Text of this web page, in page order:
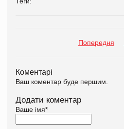
Попередня
Коментарі
Ваш коментар буде першим.
Додати коментар
Ваше імя*